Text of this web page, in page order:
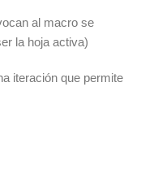
al macro se
la hoja activa)
iteración que permite